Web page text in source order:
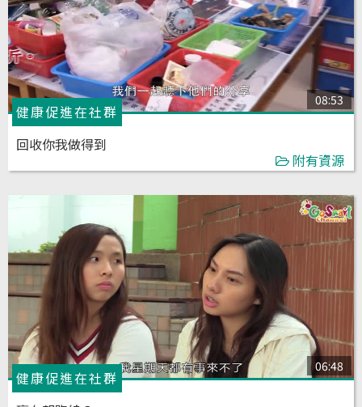
08:53
健康促進在社群
回收你我做得到
附有資源
06:48
健康促進在社群